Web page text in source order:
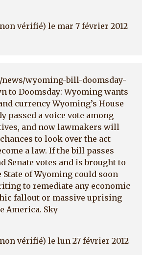
vérifié) le mar 7 février 2012
wyoming-bill-doomsday-
to Doomsday: Wyoming wants
currency Wyoming’s House
passed a voice vote among
and now lawmakers will
to look over the act
a law. If the bill passes
Senate votes and is brought to
of Wyoming could soon
to remediate any economic
fallout or massive uprising
America. Sky
vérifié) le lun 27 février 2012